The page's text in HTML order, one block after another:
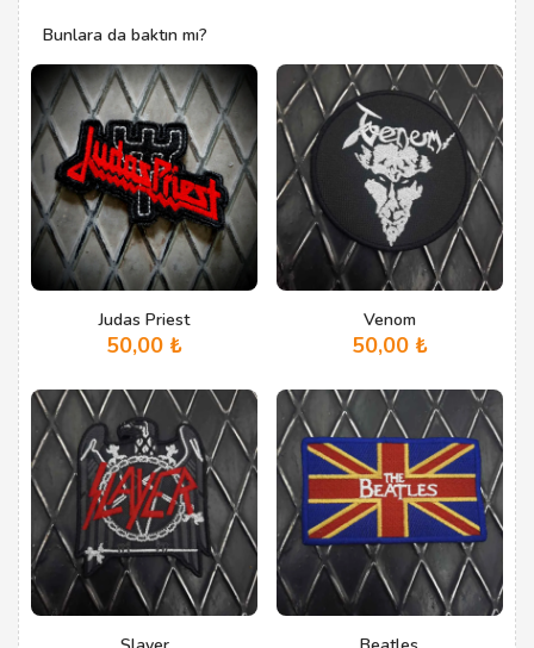
Bunlara da baktın mı?
Judas Priest
50,00 ₺
Venom
50,00 ₺